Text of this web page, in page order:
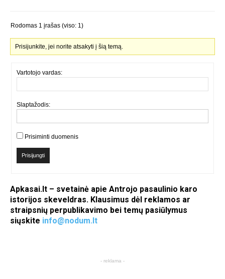
Rodomas 1 įrašas (viso: 1)
Prisijunkite, jei norite atsakyti į šią temą.
Vartotojo vardas:
Slaptažodis:
Prisiminti duomenis
Prisijungti
Apkasai.lt – svetainė apie Antrojo pasaulinio karo
istorijos skeveldras. Klausimus dėl reklamos ar
straipsnių perpublikavimo bei temų pasiūlymus
siųskite info@nodum.lt
- reklama -